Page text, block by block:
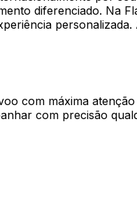
diferenciado. Na
com máxima
com precisão